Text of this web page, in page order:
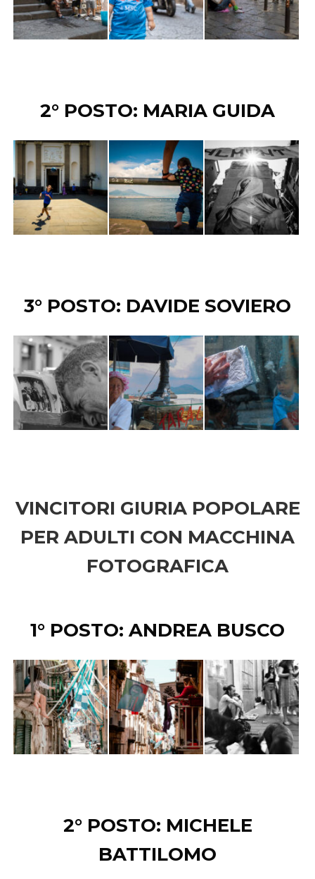
2° POSTO: MARIA GUIDA
3° POSTO: DAVIDE SOVIERO
VINCITORI GIURIA POPOLARE
PER ADULTI CON MACCHINA
FOTOGRAFICA
1° POSTO: ANDREA BUSCO
2° POSTO: MICHELE
BATTILOMO